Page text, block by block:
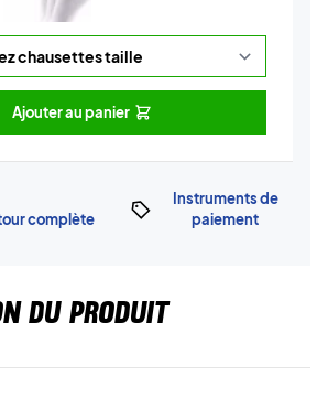
Ajouter au panier
complète
Instruments de
paiement
DU PRODUIT